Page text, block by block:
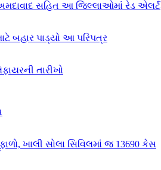
સહિત આ જિલ્લાઓમાં રેડ એલર્ટ
બહાર પાડ્યો આ પરિપત્ર
તારીખો
ખાલી સોલા સિવિલમાં જ 13690 કેસ